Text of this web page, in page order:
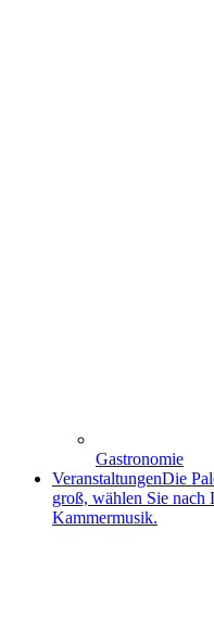
Gastronomie
VeranstaltungenDie
groß, wählen Sie
Kammermusik.